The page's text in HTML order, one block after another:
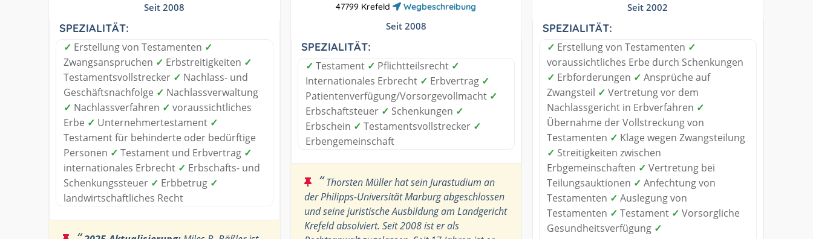
Seit 2008
SPEZIALITÄT:
✓ Erstellung von Testamenten ✓
Zwangsanspruchen ✓ Erbstreitigkeiten ✓
Testamentsvollstrecker ✓ Nachlass- und
Geschäftsnachfolge ✓ Nachlassverwaltung
✓ Nachlassverfahren ✓ voraussichtliches
Erbe ✓ Unternehmertestament ✓
Testament für behinderte oder bedürftige
Personen ✓ Testament und Erbvertrag ✓
internationales Erbrecht ✓ Erbschafts- und
Schenkungssteuer ✓ Erbbetrug ✓
landwirtschaftliches Recht
47799 Krefeld
Wegbeschreibung
Seit 2008
SPEZIALITÄT:
✓ Testament ✓ Pflichtteilsrecht ✓
Internationales Erbrecht ✓ Erbvertrag ✓
Patientenverfügung/Vorsorgevollmacht ✓
Erbschaftsteuer ✓ Schenkungen ✓
Erbschein ✓ Testamentsvollstrecker ✓
Erbengemeinschaft
“Thorsten Müller hat sein Jurastudium an
der Philipps-Universität Marburg abgeschlossen
und seine juristische Ausbildung am Landgericht
Krefeld absolviert. Seit 2008 ist er als
Seit 2002
SPEZIALITÄT:
✓ Erstellung von Testamenten ✓
voraussichtliches Erbe durch Schenkungen
✓ Erbforderungen ✓ Ansprüche auf
Zwangsteil ✓ Vertretung vor dem
Nachlassgericht in Erbverfahren ✓
Übernahme der Vollstreckung von
Testamenten ✓ Klage wegen Zwangsteilung
✓ Streitigkeiten zwischen
Erbgemeinschaften ✓ Vertretung bei
Teilungsauktionen ✓ Anfechtung von
Testamenten ✓ Auslegung von
Testamenten ✓ Testament ✓ Vorsorgliche
Gesundheitsverfügung ✓